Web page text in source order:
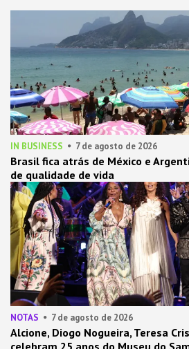
IN BUSINESS 7 de agosto de 2026
Brasil fica atrás de México e
de qualidade de vida
NOTAS 7 de agosto de 2026
Alcione, Diogo Nogueira, Teresa
celebram 25 anos do Museu do